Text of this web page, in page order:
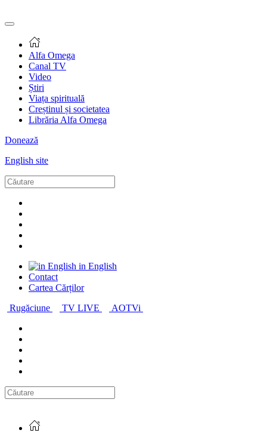
Alfa Omega
Canal TV
Video
Știri
Viața spirituală
Creștinul și societatea
Librăria Alfa Omega
Donează
English site
in English
Contact
Cartea Cărților
Rugăciune
TV LIVE AOTVi